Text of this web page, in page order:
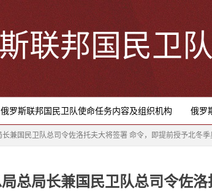
联邦国民卫
俄罗斯联邦国民卫队使命任务内容及组织机构 俄罗
兼国民卫队总司令佐洛托夫大将签署 命令，即提前授予北冬
总局长兼国民卫队总司令佐